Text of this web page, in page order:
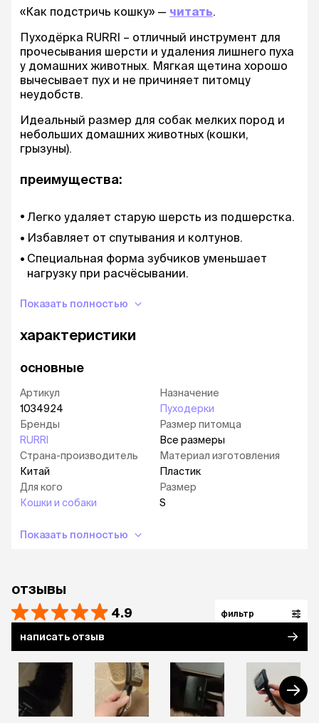
«Как подстричь кошку» — читать.
Пуходёрка RURRI – отличный инструмент для
прочесывания шерсти и удаления лишнего пуха
у домашних животных. Мягкая щетина хорошо
вычесывает пух и не причиняет питомцу
неудобств.
Идеальный размер для собак мелких пород и
небольших домашних животных (кошки,
грызуны).
преимущества:
Легко удаляет старую шерсть из подшерстка.
Избавляет от спутывания и колтунов.
Специальная форма зубчиков уменьшает
нагрузку при расчёсывании.
питомца.
Мягкие зубчики идеально подходят средней и
длинной шерсти.
Изготовлена из прочной нержавеющей стали.
Удобная ручка с нескользящим покрытием.
Выполнена из качественных и долговечных
материалов.
Размер: 7*16 см.
Показать полностью
характеристики
основные
Артикул
1034924
Бренды
RURRI
Страна-производитель
Китай
Для кого
Кошки и собаки
Назначение
Пуходерки
Размер питомца
Все размеры
Материал изготовления
Пластик
Размер
S
Показать полностью
отзывы
4.9 фильтр
написать отзыв